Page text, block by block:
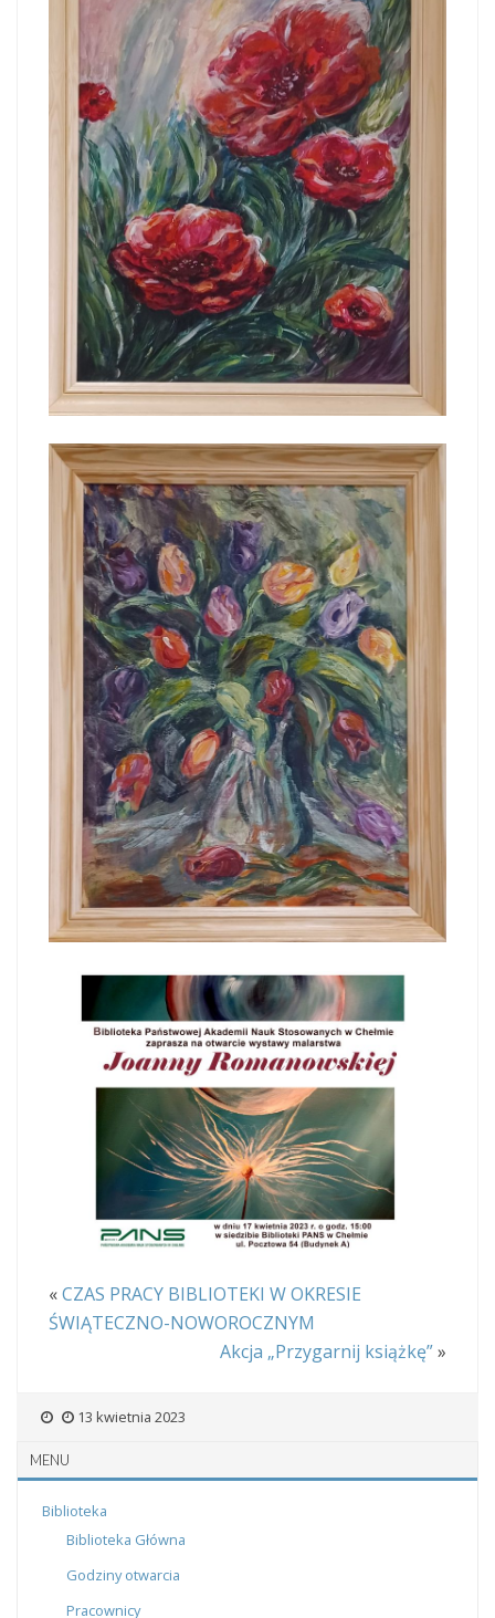
«CZAS PRACY BIBLIOTEKI W OKRESIE
ŚWIĄTECZNO-NOWOROCZNYM
Akcja „Przygarnij książkę”»
13 kwietnia 2023
MENU
Biblioteka
Biblioteka Główna
Godziny otwarcia
Pracownicy